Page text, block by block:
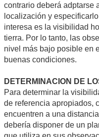
contrario deberá adptarse
localización y
interesa es la visibilidad
tierra. Por lo tanto, las
nivel más bajo posible en
buenas condiciones.
DETERMINACION DE
Para determinar la
de referencia apropiados,
encuentren a una
debería disponer de un